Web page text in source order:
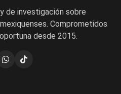
de investigación sobre
Comprometidos
desde 2015.